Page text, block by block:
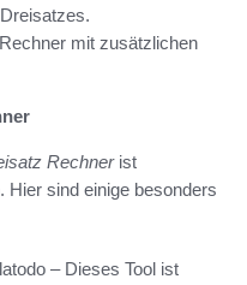
mit zusätzlichen
Rechnerist
Hier sind einige besonders
– Dieses Tool ist